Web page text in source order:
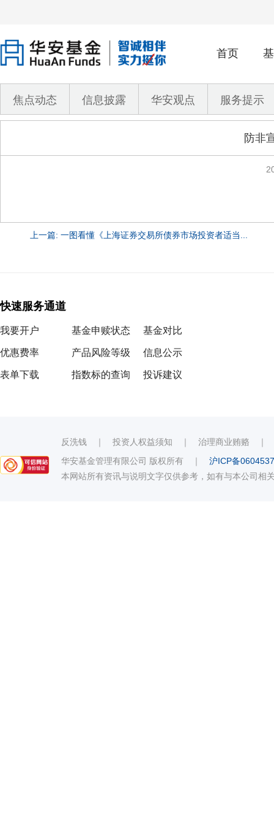
首页
焦点动态 信息披露 华安观点 服务提示
防非
上一篇: 一图看懂《上海证券交易所债券市场投资者适当...
快速服务通道
我要开户
优惠费率
表单下载
基金申赎状态
产品风险等级
指数标的查询
基金对比
信息公示
投诉建议
反洗钱 ｜ 投资人权益须知 ｜ 治理商业贿赂
华安基金管理有限公司 版权所有 ｜ 沪ICP备
本网站所有资讯与说明文字仅供参考，如有与本公司相